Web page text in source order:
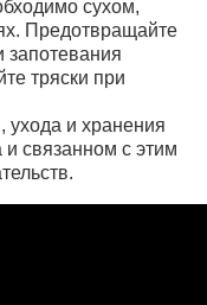
сухом,
Предотвращайте
запотевания
тряски при
и хранения
и связанном с этим